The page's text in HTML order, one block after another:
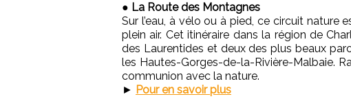
● La Route des Montagnes
Sur l’eau, à vélo ou à pied, ce circuit
plein air. Cet itinéraire dans la région de
des Laurentides et deux des plus beaux
les Hautes-Gorges-de-la-Rivière-Malbaie.
communion avec la nature.
► Pour en savoir plus